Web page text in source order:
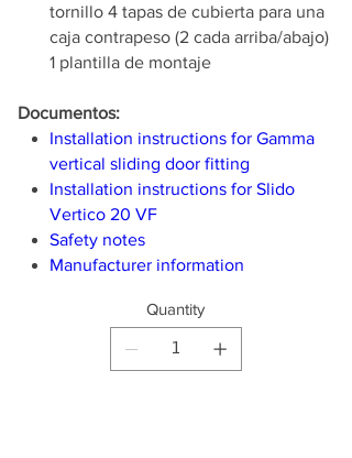
tornillo 4 tapas de cubierta para una
caja contrapeso (2 cada arriba/abajo)
1 plantilla de montaje
Documentos:
Installation instructions for Gamma
vertical sliding door fitting
Installation instructions for Slido
Vertico 20 VF
Safety notes
Manufacturer information
Quantity